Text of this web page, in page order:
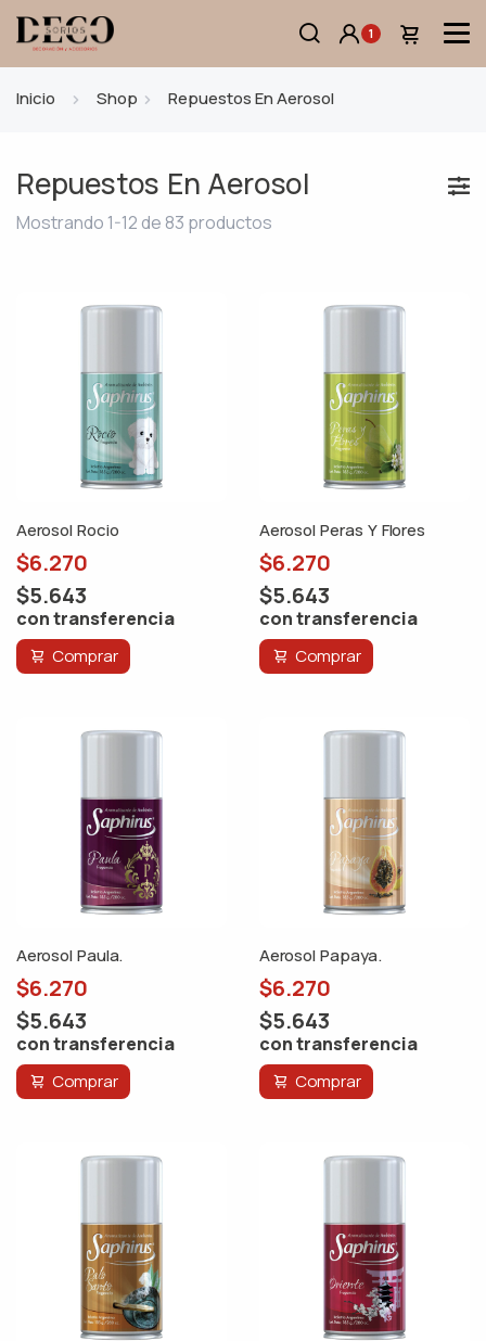
1
Inicio Shop Repuestos En Aerosol
Repuestos En Aerosol
Mostrando 1-12 de 83 productos
Aerosol Rocio
$6.270
$5.643
con transferencia
Comprar
Aerosol Peras Y Flores
$6.270
$5.643
con transferencia
Comprar
Aerosol Paula.
$6.270
$5.643
con transferencia
Comprar
Aerosol Papaya.
$6.270
$5.643
con transferencia
Comprar